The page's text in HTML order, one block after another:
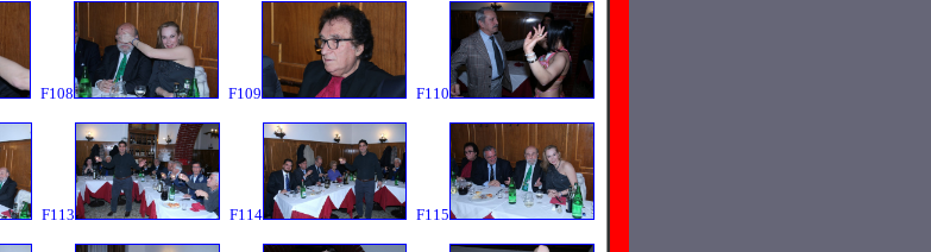
F108 F109 F110
F113 F114 F115